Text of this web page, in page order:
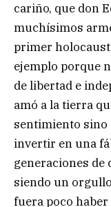
cariño, que don
muchísimos
primer
ejemplo porque
de libertad e
amó a la tierra
sentimiento sino
invertir en una
generaciones
siendo un
fuera poco